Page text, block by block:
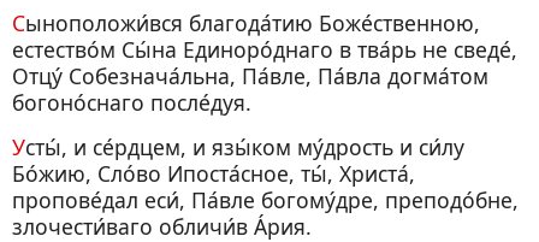
Сыноположи́вся благода́тию Боже́ственною,
естество́м Сы́на Единоро́днаго в тва́рь не сведе́,
Отцу́ Собезнача́льна, Па́вле, Па́вла догма́том
богоно́снаго после́дуя.
Усты́, и се́рдцем, и язы́ком му́дрость и си́лу
Бо́жию, Сло́во Ипоста́сное, ты́, Христа́,
пропове́дал еси́, Па́вле богому́дре, преподо́бне,
злочести́ваго обличи́в А́рия.